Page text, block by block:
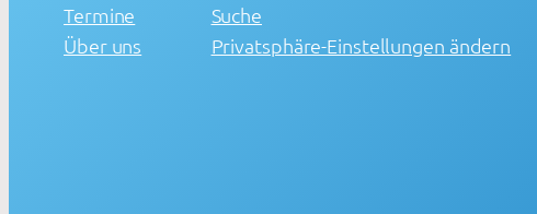
Termine
Über uns
Suche
Privatsphäre-Einstellungen ändern